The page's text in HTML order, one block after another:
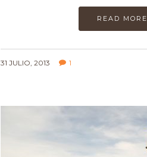
READ MORE
31 JULIO, 2013 1